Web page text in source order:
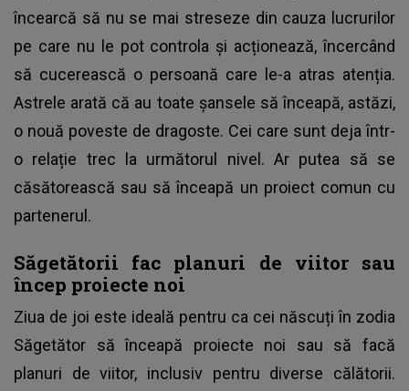
încearcă să nu se mai streseze din cauza lucrurilor
pe care nu le pot controla și acționează, încercând
să cucerească o persoană care le-a atras atenția.
Astrele arată că au toate șansele să înceapă, astăzi,
o nouă poveste de dragoste. Cei care sunt deja într-
o relație trec la următorul nivel. Ar putea să se
căsătorească sau să înceapă un proiect comun cu
partenerul.
Săgetătorii fac planuri de viitor sau
încep proiecte noi
Ziua de joi este ideală pentru ca cei născuți în zodia
Săgetător să înceapă proiecte noi sau să facă
planuri de viitor, inclusiv pentru diverse călătorii.